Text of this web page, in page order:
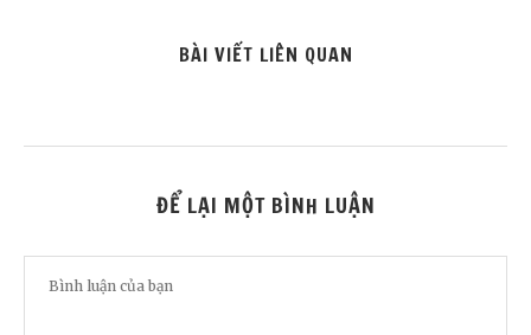
BÀI VIẾT LIÊN QUAN
ĐỂ LẠI MỘT BÌNH LUẬN